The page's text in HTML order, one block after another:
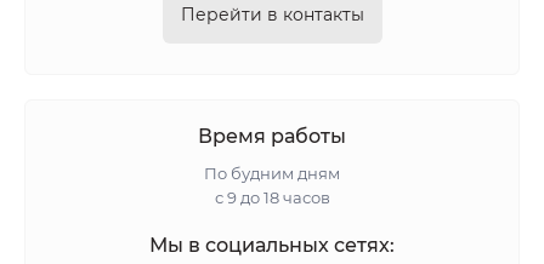
Перейти в контакты
Время работы
По будним дням
с 9 до 18 часов
Мы в социальных сетях: